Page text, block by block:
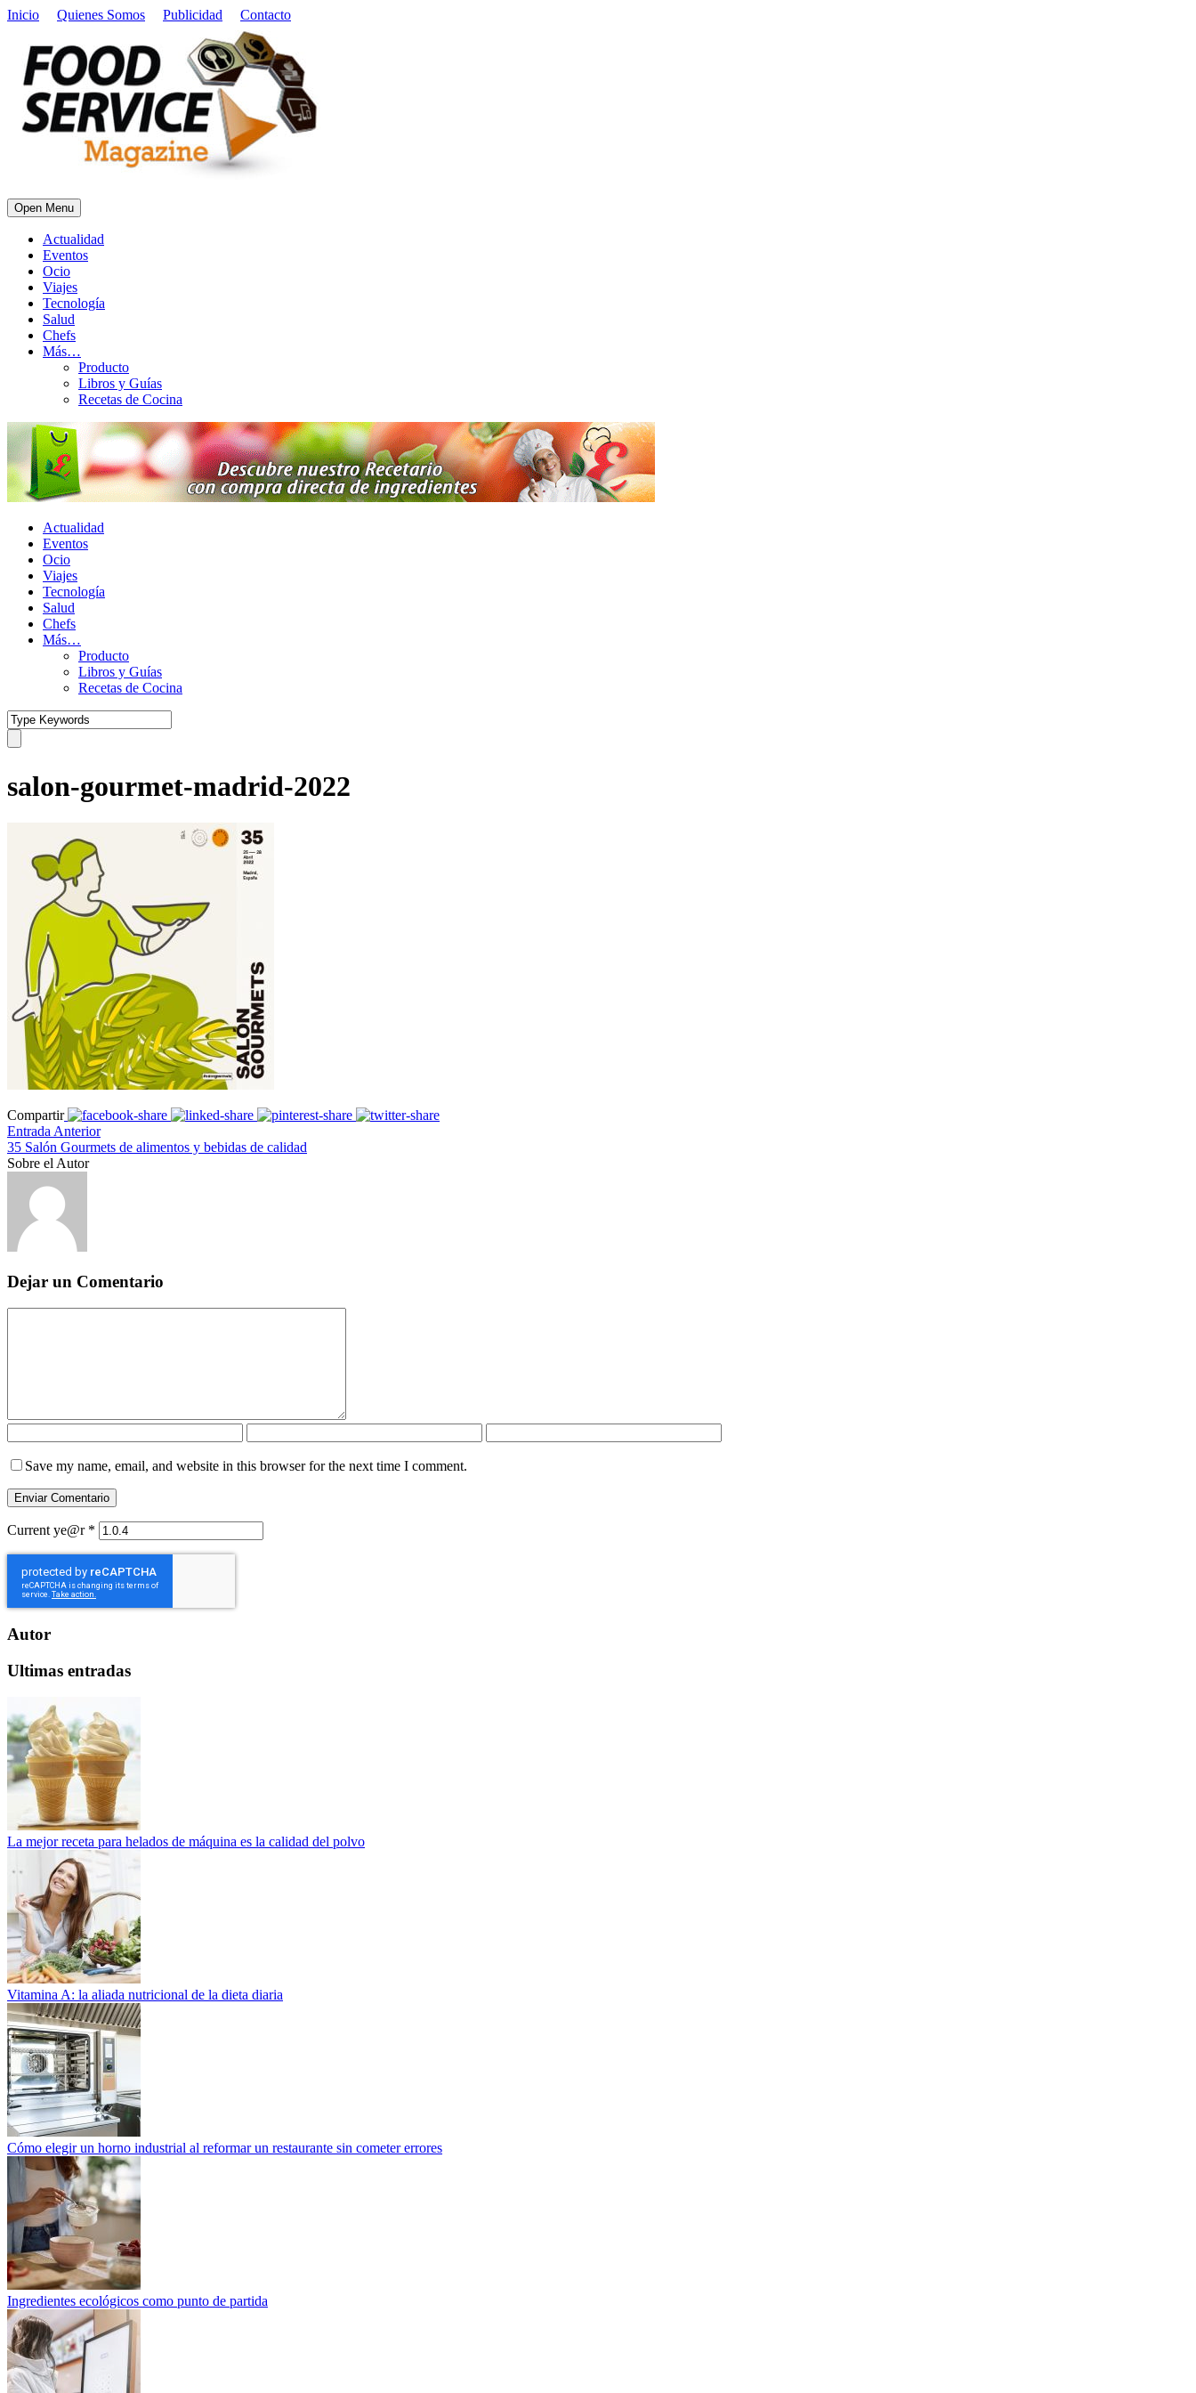
Inicio Quienes Somos Publicidad Contacto
Open Menu
Actualidad
Eventos
Ocio
Viajes
Tecnología
Salud
Chefs
Más…
Producto
Libros y Guías
Recetas de Cocina
Actualidad
Eventos
Ocio
Viajes
Tecnología
Salud
Chefs
Más…
Producto
Libros y Guías
Recetas de Cocina
salon-gourmet-madrid-2022
Compartir
Entrada Anterior
35 Salón Gourmets de alimentos y bebidas de calidad
Sobre el Autor
Dejar un Comentario
Save my name, email, and website in this browser for the next time I comment.
Current ye@r *
Autor
Ultimas entradas
La mejor receta para helados de máquina es la calidad del polvo
Vitamina A: la aliada nutricional de la dieta diaria
Cómo elegir un horno industrial al reformar un restaurante sin cometer errores
Ingredientes ecológicos como punto de partida